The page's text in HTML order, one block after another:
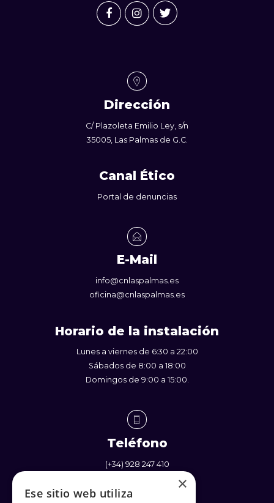
Dirección
C/ Plazoleta Emilio Ley, s/n
35005, Las Palmas de G.C.
Canal Ético
Portal de denuncias
E-Mail
info@cnlaspalmas.es
oficina@cnlaspalmas.es
Horario de la instalación
Lunes a viernes de 6:30 a 22:00
Sábados de 8:00 a 18:00
Domingos de 9:00 a 15:00.
Teléfono
(+34) 928 247 410
×
Ese sitio web utiliza